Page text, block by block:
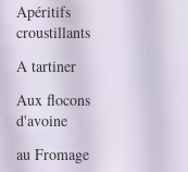
Apéritifs
croustillants
A tartiner
Aux flocons
d'avoine
au Fromage